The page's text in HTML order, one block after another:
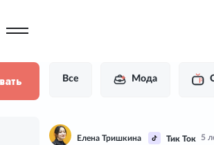
Все Мода
Елена Тришкина Тик Ток 5